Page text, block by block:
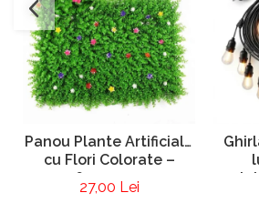
Panou Plante Artificiale
cu Flori Colorate –
60x40 cm
27,00 Lei